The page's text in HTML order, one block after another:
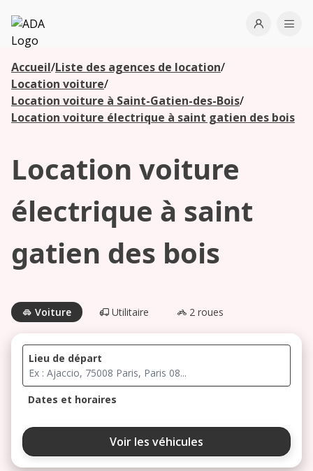
ADA
Open
Accueil/Liste des agences de location/
Location voiture/
Location voiture à Saint-Gatien-des-Bois/
Location voiture électrique à saint gatien des bois
Location voiture
électrique à saint
gatien des bois
Voiture Utilitaire 2 roues
Lieu de départ
Dates et horaires
août 2026
ma me
Voir les véhicules
Les
agences à
proximité
Commencez
votre
recherche
pour voir les
proximité